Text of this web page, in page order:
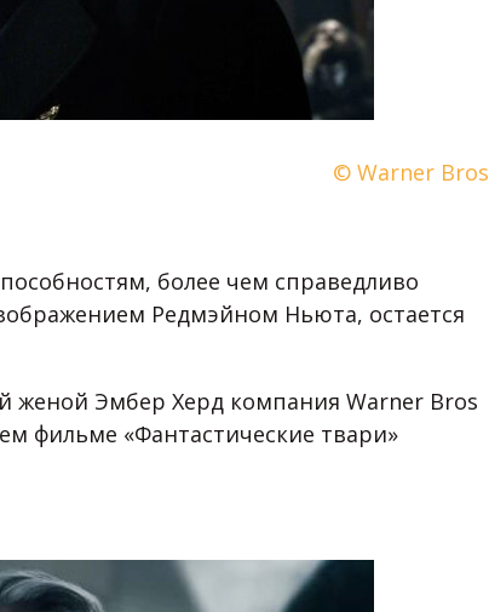
© Warner Bros
более чем справедливо
Редмэйном Ньюта, остается
Эмбер Херд компания Warner Bros
фильме «Фантастические твари»